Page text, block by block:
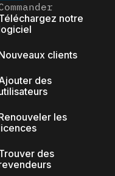
notre
clients
des
les
des